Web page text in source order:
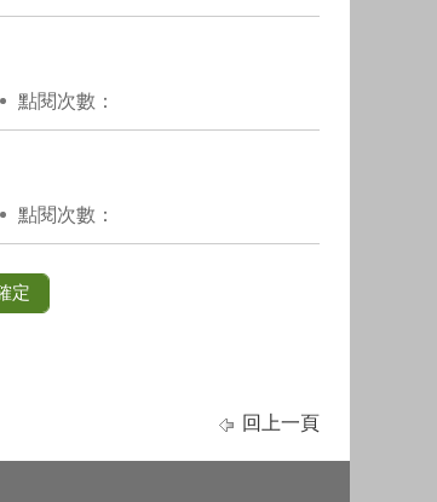
點閱次數：
點閱次數：
回上一頁